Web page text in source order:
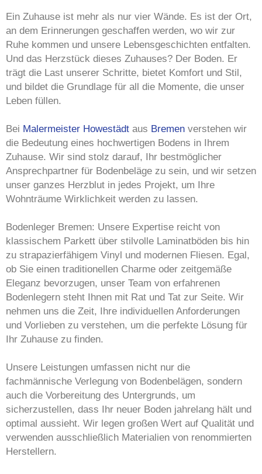
Ein Zuhause ist mehr als nur vier Wände. Es ist der Ort,
an dem Erinnerungen geschaffen werden, wo wir zur
Ruhe kommen und unsere Lebensgeschichten entfalten.
Und das Herzstück dieses Zuhauses? Der Boden. Er
trägt die Last unserer Schritte, bietet Komfort und Stil,
und bildet die Grundlage für all die Momente, die unser
Leben füllen.
Bei Malermeister Howestädt aus Bremen verstehen wir
die Bedeutung eines hochwertigen Bodens in Ihrem
Zuhause. Wir sind stolz darauf, Ihr bestmöglicher
Ansprechpartner für Bodenbeläge zu sein, und wir setzen
unser ganzes Herzblut in jedes Projekt, um Ihre
Wohnträume Wirklichkeit werden zu lassen.
Bodenleger Bremen: Unsere Expertise reicht von
klassischem Parkett über stilvolle Laminatböden bis hin
zu strapazierfähigem Vinyl und modernen Fliesen. Egal,
ob Sie einen traditionellen Charme oder zeitgemäße
Eleganz bevorzugen, unser Team von erfahrenen
Bodenlegern steht Ihnen mit Rat und Tat zur Seite. Wir
nehmen uns die Zeit, Ihre individuellen Anforderungen
und Vorlieben zu verstehen, um die perfekte Lösung für
Ihr Zuhause zu finden.
Unsere Leistungen umfassen nicht nur die
fachmännische Verlegung von Bodenbelägen, sondern
auch die Vorbereitung des Untergrunds, um
sicherzustellen, dass Ihr neuer Boden jahrelang hält und
optimal aussieht. Wir legen großen Wert auf Qualität und
verwenden ausschließlich Materialien von renommierten
Herstellern.